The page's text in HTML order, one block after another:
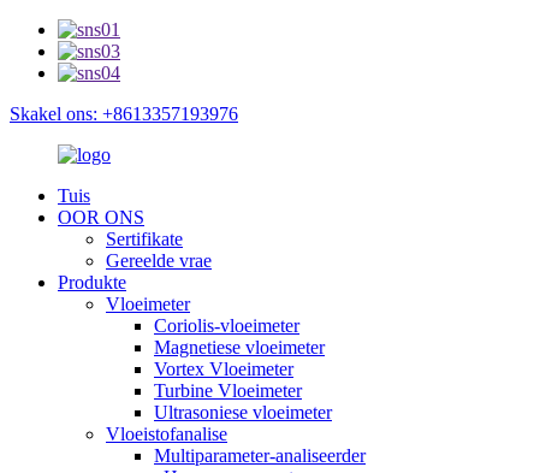
Skakel ons: +8613357193976
Tuis
OOR ONS
Sertifikate
Gereelde vrae
Produkte
Vloeimeter
Coriolis-vloeimeter
Magnetiese vloeimeter
Vortex Vloeimeter
Turbine Vloeimeter
Ultrasoniese vloeimeter
Vloeistofanalise
Multiparameter-analiseerder